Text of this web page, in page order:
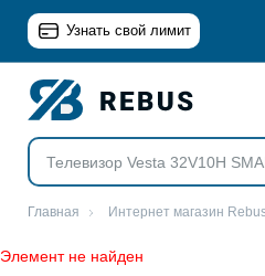
Узнать свой лимит
Главная Интернет магазин
Элемент не найден